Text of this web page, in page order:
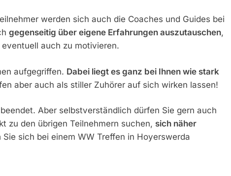
werden sich auch die Coaches und Guides bei
gegenseitig über eigene Erfahrungen auszutauschen,
auch zu motivieren.
aufgegriffen. Dabei liegt es ganz bei Ihnen wie stark
aber auch als stiller Zuhörer auf sich wirken lassen!
Aber selbstverständlich dürfen Sie gern auch
zu den übrigen Teilnehmern suchen, sich näher
Sie sich bei einem WW Treffen in Hoyerswerda